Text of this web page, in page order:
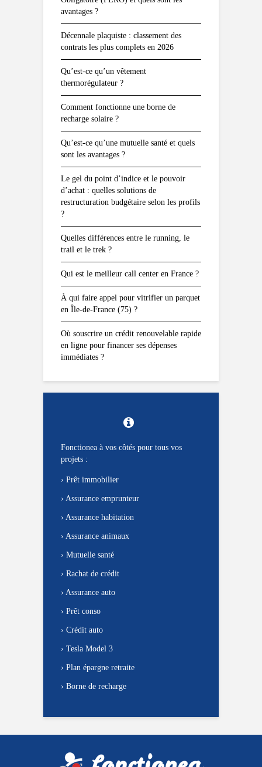
avantages ?
Décennale plaquiste : classement des
contrats les plus complets en 2026
Qu’est-ce qu’un vêtement
thermorégulateur ?
Comment fonctionne une borne de
recharge solaire ?
Qu’est-ce qu’une mutuelle santé et quels
sont les avantages ?
Le gel du point d’indice et le pouvoir
d’achat : quelles solutions de
restructuration budgétaire selon les profils
?
Quelles différences entre le running, le
trail et le trek ?
Qui est le meilleur call center en France ?
À qui faire appel pour vitrifier un parquet
en Île-de-France (75) ?
Où souscrire un crédit renouvelable rapide
en ligne pour financer ses dépenses
immédiates ?
Fonctionea à vos côtés pour tous vos
projets :
› Prêt immobilier
› Assurance emprunteur
› Assurance habitation
› Assurance animaux
› Mutuelle santé
› Rachat de crédit
› Assurance auto
› Prêt conso
› Crédit auto
› Tesla Model 3
› Plan épargne retraite
› Borne de recharge